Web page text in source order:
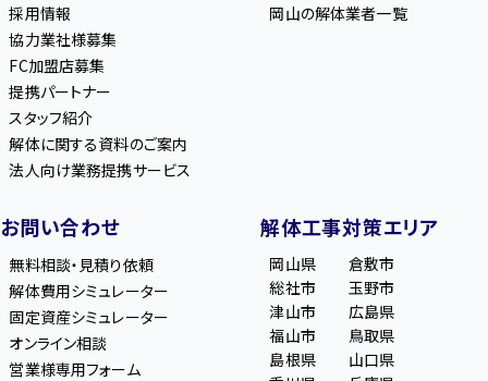
採用情報
協力業社様募集
FC加盟店募集
提携パートナー
スタッフ紹介
解体に関する資料のご案内
法人向け業務提携サービス
岡山の解体業者一覧
お問い合わせ
無料相談・見積り依頼
解体費用シミュレーター
固定資産シミュレーター
オンライン相談
営業様専用フォーム
解体工事対策エリア
岡山県
倉敷市
総社市
玉野市
津山市
広島県
福山市
鳥取県
島根県
山口県